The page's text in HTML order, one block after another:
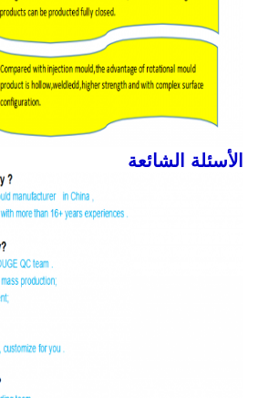
الأسئلة الشائعة